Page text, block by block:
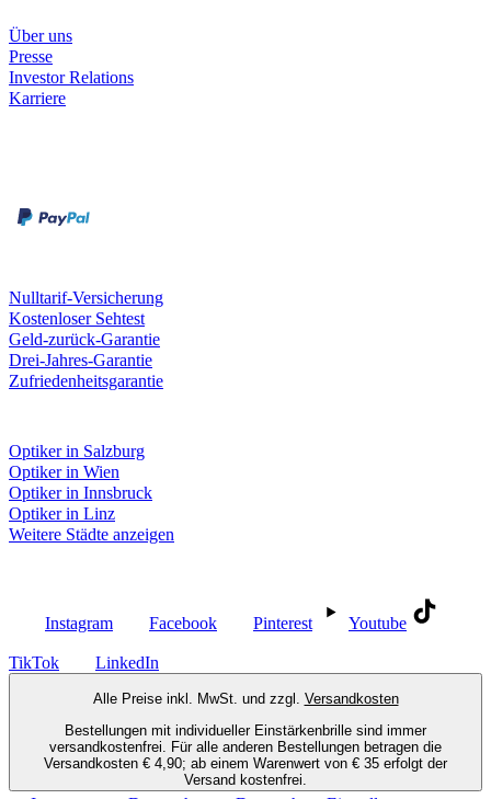
Über uns
Presse
Investor Relations
Karriere
Nulltarif-Versicherung
Kostenloser Sehtest
Geld-zurück-Garantie
Drei-Jahres-Garantie
Zufriedenheitsgarantie
Optiker in Salzburg
Optiker in Wien
Optiker in Innsbruck
Optiker in Linz
Weitere Städte anzeigen
Instagram Facebook Pinterest Youtube
TikTok LinkedIn
Alle Preise inkl. MwSt. und zzgl. Versandkosten
Bestellungen mit individueller Einstärkenbrille sind immer
versandkostenfrei. Für alle anderen Bestellungen betragen die
Versandkosten € 4,90; ab einem Warenwert von € 35 erfolgt der
Versand kostenfrei.